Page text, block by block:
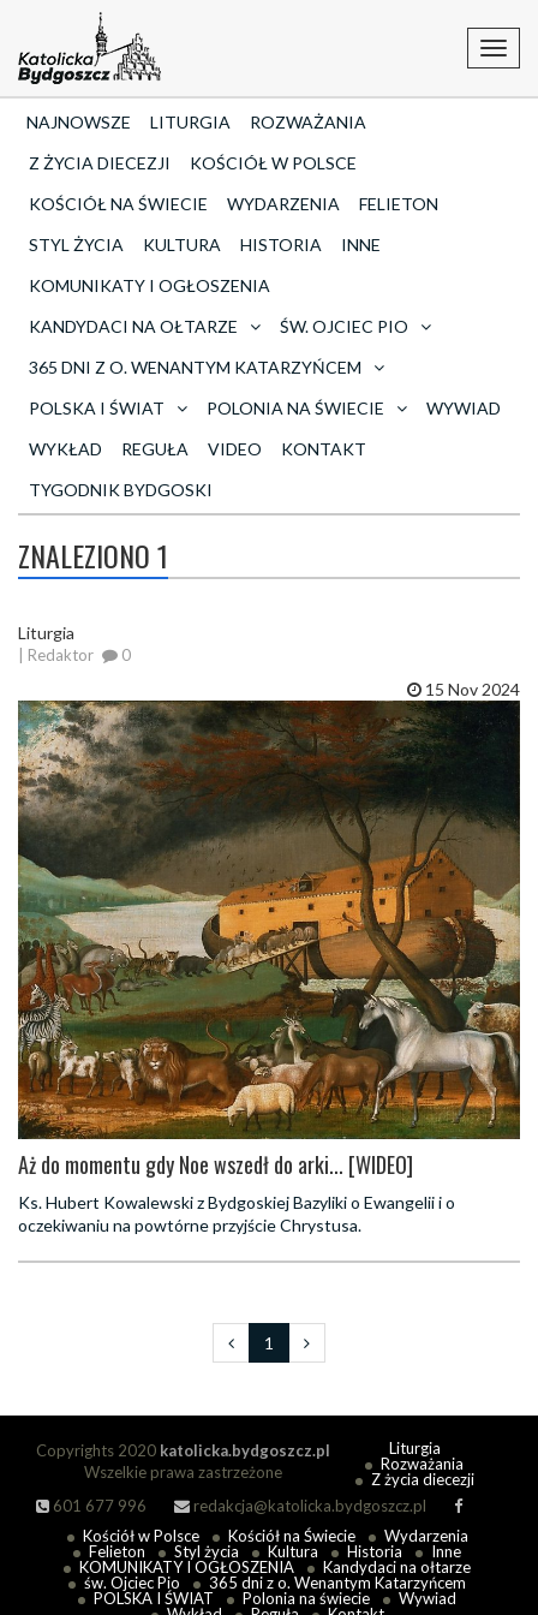
NAJNOWSZE LITURGIA
ROZWAŻANIA
Z ŻYCIA DIECEZJI
KOŚCIÓŁ W POLSCE
KOŚCIÓŁ NA ŚWIECIE
WYDARZENIA
FELIETON
STYL ŻYCIA
KULTURA HISTORIA
INNE
KOMUNIKATY I OGŁOSZENIA
KANDYDACI NA OŁTARZE
ŚW. OJCIEC PIO
365 DNI Z O. WENANTYM KATARZYŃCEM
POLSKA I ŚWIAT
POLONIA NA ŚWIECIE
WYWIAD
WYKŁAD
REGUŁA VIDEO
KONTAKT
TYGODNIK BYDGOSKI
ZNALEZIONO 1
Liturgia
| Redaktor 0
15 Nov 2024
Aż do momentu gdy Noe wszedł do arki... [WIDEO]
Ks. Hubert Kowalewski z Bydgoskiej Bazyliki o Ewangelii i o
oczekiwaniu na powtórne przyjście Chrystusa.
1
Copyrights 2020 katolicka.bydgoszcz.pl
Wszelkie prawa zastrzeżone
601 677 996
redakcja@katolicka.bydgoszcz.pl
Liturgia
Rozważania
Z życia diecezji
Kościół w Polsce Kościół na Świecie
Wydarzenia
Felieton
Styl życia Kultura Historia
Inne
KOMUNIKATY I OGŁOSZENIA
Kandydaci na ołtarze
św. Ojciec Pio
365 dni z o. Wenantym Katarzyńcem
POLSKA I ŚWIAT
Polonia na świecie
Wywiad